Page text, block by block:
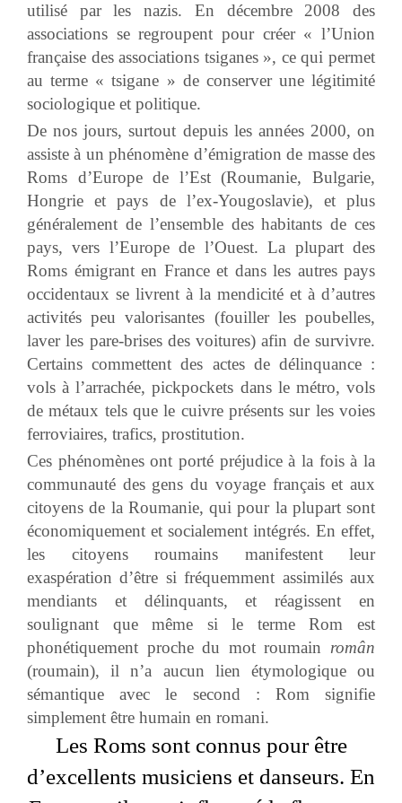
utilisé par les nazis. En décembre 2008 des
associations se regroupent pour créer « l’Union
française des associations tsiganes », ce qui permet
au terme « tsigane » de conserver une légitimité
sociologique et politique.
De nos jours, surtout depuis les années 2000, on
assiste à un phénomène d’émigration de masse des
Roms d’Europe de l’Est (Roumanie, Bulgarie,
Hongrie et pays de l’ex-Yougoslavie), et plus
généralement de l’ensemble des habitants de ces
pays, vers l’Europe de l’Ouest. La plupart des
Roms émigrant en France et dans les autres pays
occidentaux se livrent à la mendicité et à d’autres
activités peu valorisantes (fouiller les poubelles,
laver les pare-brises des voitures) afin de survivre.
Certains commettent des actes de délinquance :
vols à l’arrachée, pickpockets dans le métro, vols
de métaux tels que le cuivre présents sur les voies
ferroviaires, trafics, prostitution.
Ces phénomènes ont porté préjudice à la fois à la
communauté des gens du voyage français et aux
citoyens de la Roumanie, qui pour la plupart sont
économiquement et socialement intégrés. En effet,
les citoyens roumains manifestent leur
exaspération d’être si fréquemment assimilés aux
mendiants et délinquants, et réagissent en
soulignant que même si le terme Rom est
phonétiquement proche du mot roumain român
(roumain), il n’a aucun lien étymologique ou
sémantique avec le second : Rom signifie
simplement être humain en romani.
Les Roms sont connus pour être
d’excellents musiciens et danseurs. En